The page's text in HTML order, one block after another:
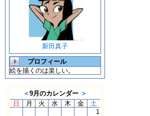
新田真子
プロフィール
絵を描くのは楽しい。
＜9月のカレンダー ＞
日
月 火 水 木 金
土
1